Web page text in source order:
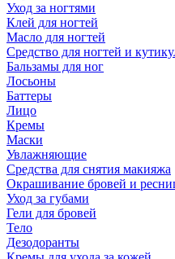
Уход за ногтями
Клей для ногтей
Масло для ногтей
Средство для ногтей и
Бальзамы для ног
Лосьоны
Баттеры
Лицо
Кремы
Маски
Увлажняющие
Средства для снятия макияжа
Окрашивание бровей и
Уход за губами
Гели для бровей
Тело
Дезодоранты